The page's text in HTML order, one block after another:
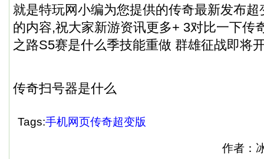
就是特玩网小编为您提供的传奇最新发布
的内容,祝大家新游资讯更多+ 3对比一下传
之路S5赛是什么季技能重做 群雄征战即将
传奇扫号器是什么
Tags:手机网页传奇超变版
作者：